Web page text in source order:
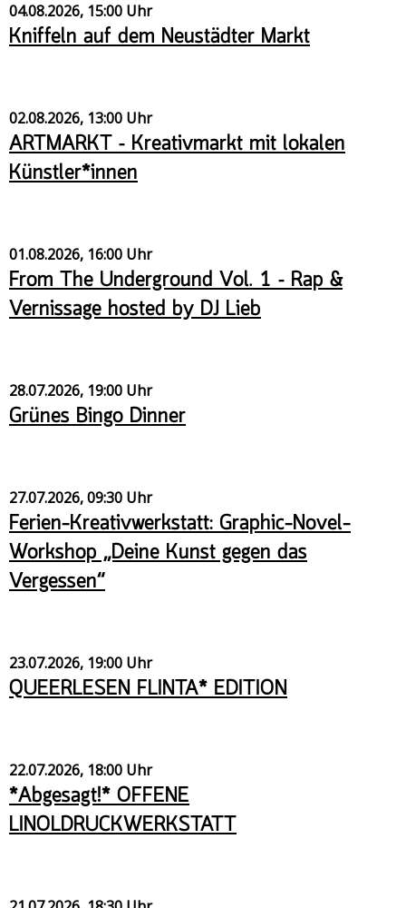
Kontakt und Anfahrt
Datenschutz
#4696 (no title)
Presse/Newsletter
04.08.2026, 15:00 Uhr
Kniffeln auf dem Neustädter Markt
02.08.2026, 13:00 Uhr
ARTMARKT – Kreativmarkt mit lokalen
Künstler*innen
01.08.2026, 16:00 Uhr
From The Underground Vol. 1 – Rap &
Vernissage hosted by DJ Lieb
28.07.2026, 19:00 Uhr
Grünes Bingo Dinner
27.07.2026, 09:30 Uhr
Ferien-Kreativwerkstatt: Graphic-Novel-
Workshop „Deine Kunst gegen das
Vergessen“
23.07.2026, 19:00 Uhr
QUEERLESEN FLINTA* EDITION
22.07.2026, 18:00 Uhr
*Abgesagt!* OFFENE
LINOLDRUCKWERKSTATT